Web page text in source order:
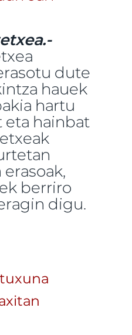
dute
hauek
hartu
eta hainbat
berriro
digu.